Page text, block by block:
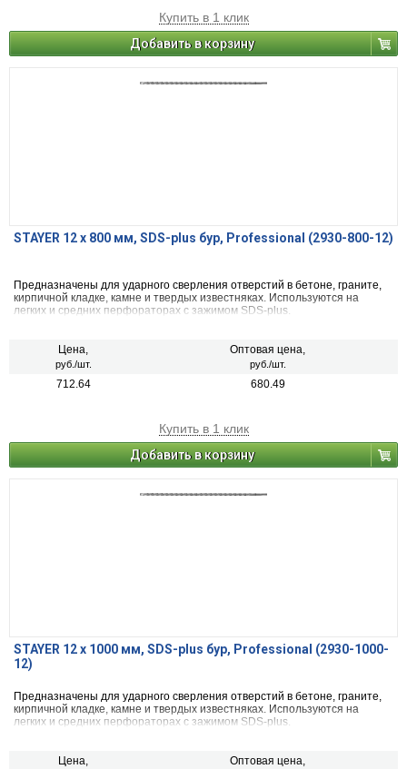
Купить в 1 клик
Добавить в корзину
STAYER 12 x 800 мм, SDS-plus бур, Professional (2930-800-12)
Предназначены для ударного сверления отверстий в бетоне, граните,
кирпичной кладке, камне и твердых известняках. Используются на
легких и средних перфораторах с зажимом SDS-plus.
Цена,
руб./шт.
Оптовая цена,
руб./шт.
712.64 680.49
Купить в 1 клик
Добавить в корзину
STAYER 12 x 1000 мм, SDS-plus бур, Professional (2930-1000-
12)
Предназначены для ударного сверления отверстий в бетоне, граните,
кирпичной кладке, камне и твердых известняках. Используются на
легких и средних перфораторах с зажимом SDS-plus.
Цена, Оптовая цена,